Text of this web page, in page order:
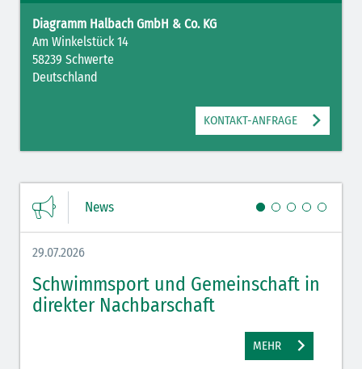
Diagramm Halbach GmbH & Co. KG
Am Winkelstück 14
58239 Schwerte
Deutschland
KONTAKT-ANFRAGE
News
29.07.2026
Schwimmsport und Gemeinschaft in
direkter Nachbarschaft
MEHR